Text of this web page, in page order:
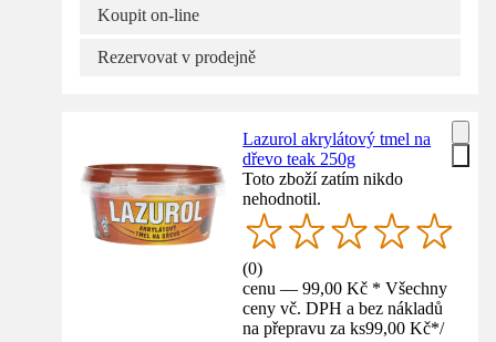
Koupit on-line
Rezervovat v prodejně
Lazurol akrylátový tmel na
dřevo teak 250g
Toto zboží zatím nikdo
nehodnotil.
(0)
cenu — 99,00 Kč * Všechny
ceny vč. DPH a bez nákladů
na přepravu za ks99,00 Kč*/